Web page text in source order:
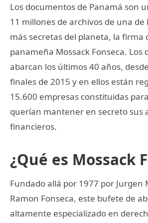
Los documentos de Panamá son
11 millones de archivos de una de
más secretas del planeta, la firma
panameña Mossack Fonseca. Los
abarcan los últimos 40 años,
finales de 2015 y en ellos están
15.600 empresas constituidas
querían mantener en secreto sus
financieros.
¿Qué es Mossack
Fundado allá por 1977 por Jurgen
Ramon Fonseca, este bufete de
altamente especializado en